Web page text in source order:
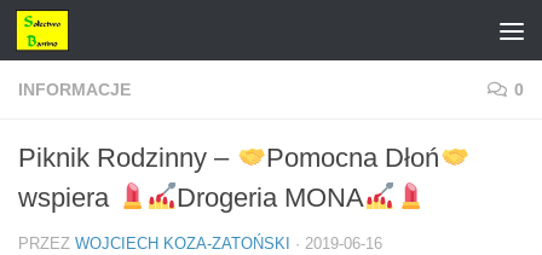
Przejdź do treści
INFORMACJE 0
Piknik Rodzinny –
Pomocna Dłoń
wspiera
Drogeria MONA
PRZEZ WOJCIECH KOZA-ZATOŃSKI · 2019-06-16